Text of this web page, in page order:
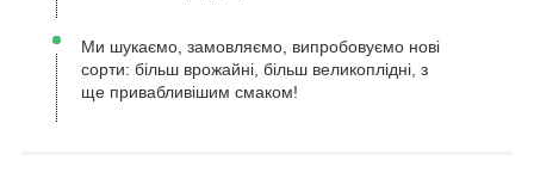
Ми шукаємо, замовляємо, випробовуємо нові
сорти: більш врожайні, більш великоплідні, з
ще привабливішим смаком!